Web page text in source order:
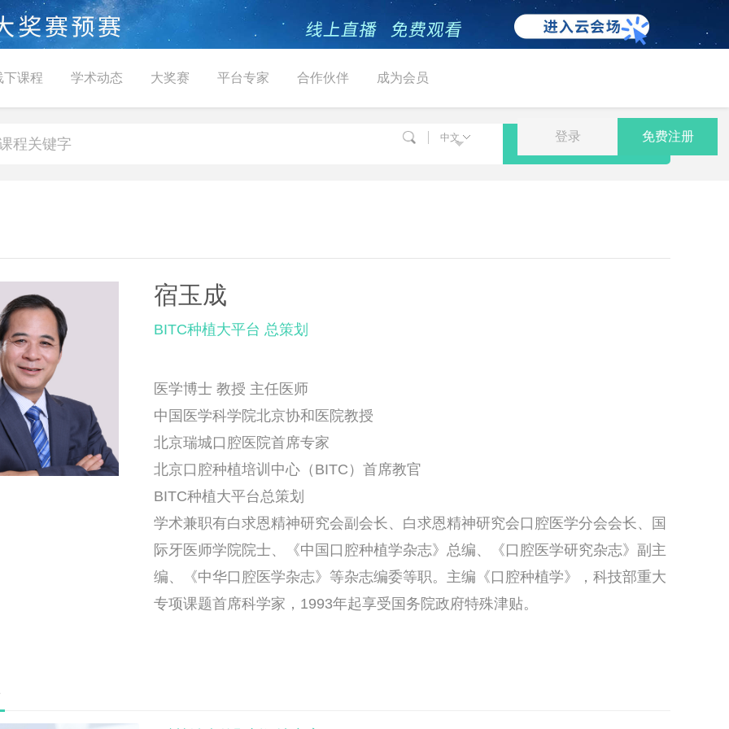
下课程 学术动态 大奖赛 平台专家 合作伙伴 成为会员
中文 登录 免费注册
搜索
宿玉成
BITC种植大平台 总策划
医学博士 教授 主任医师
中国医学科学院北京协和医院教授
北京瑞城口腔医院首席专家
北京口腔种植培训中心（BITC）首席教官
BITC种植大平台总策划
学术兼职有白求恩精神研究会副会长、白求恩精神研究会口腔医学分会会长、国
际牙医师学院院士、《中国口腔种植学杂志》总编、《口腔医学研究杂志》副主
编、《中华口腔医学杂志》等杂志编委等职。主编《口腔种植学》，科技部重大
专项课题首席科学家，1993年起享受国务院政府特殊津贴。